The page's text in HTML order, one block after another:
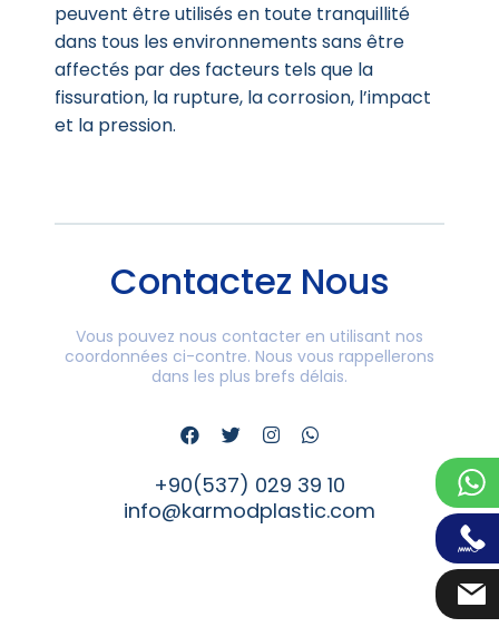
peuvent être utilisés en toute tranquillité
dans tous les environnements sans être
affectés par des facteurs tels que la
fissuration, la rupture, la corrosion, l’impact
et la pression.
Contactez Nous
Vous pouvez nous contacter en utilisant nos
coordonnées ci-contre. Nous vous rappellerons
dans les plus brefs délais.
+90(537) 029 39 10
info@karmodplastic.com